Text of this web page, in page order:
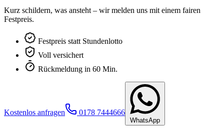
Kurz schildern, was ansteht – wir melden uns mit einem fairen
Festpreis.
Festpreis statt Stundenlotto
Voll versichert
Rückmeldung in 60 Min.
Kostenlos anfragen 0178 7444666
WhatsApp